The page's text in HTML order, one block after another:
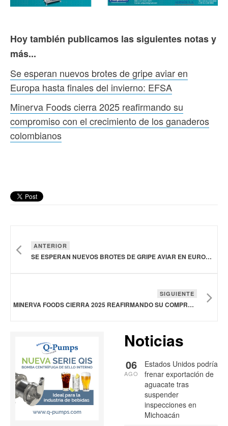
Hoy también publicamos las siguientes notas y
más...
Se esperan nuevos brotes de gripe aviar en
Europa hasta finales del invierno: EFSA
Minerva Foods cierra 2025 reafirmando su
compromiso con el crecimiento de los ganaderos
colombianos
ANTERIOR
SE ESPERAN NUEVOS BROTES DE GRIPE AVIAR EN EUROPA HASTA FINALES DEL INVIERNO: EFSA
SIGUIENTE
MINERVA FOODS CIERRA 2025 REAFIRMANDO SU COMPROMISO CON EL CRECIMIENTO DE LOS GANADEROS COLOMBIANOS
Noticias
Estados Unidos podría
frenar exportación de
aguacate tras
suspender
inspecciones en
Michoacán
06
AGO